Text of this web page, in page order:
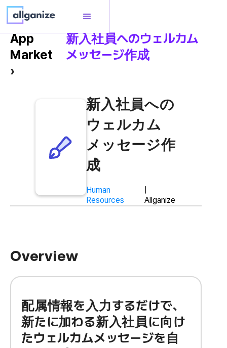
App
Market
›
新入社員へのウェルカム
メッセージ作成
新入社員への
ウェルカム
メッセージ作
成
Human
Resources
Allganize
Overview
配属情報を入力するだけで、
新たに加わる新入社員に向け
たウェルカムメッセージを自